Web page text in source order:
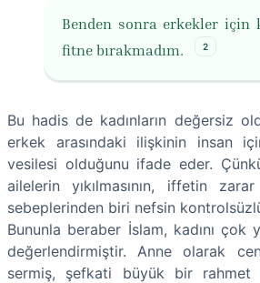
Benden sonra erkekler için
fitne bırakmadım.
2
Bu hadis de kadınların değersiz
erkek arasındaki ilişkinin insan
vesilesi olduğunu ifade eder.
ailelerin yıkılmasının, iffetin
sebeplerinden biri nefsin
Bununla beraber İslam, kadını çok
değerlendirmiştir. Anne olarak
sermiş, şefkati büyük bir rahmet